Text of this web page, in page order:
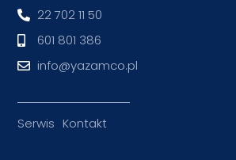
22 702 11 50
601 801 386
info@yazamco.pl
Serwis Kontakt